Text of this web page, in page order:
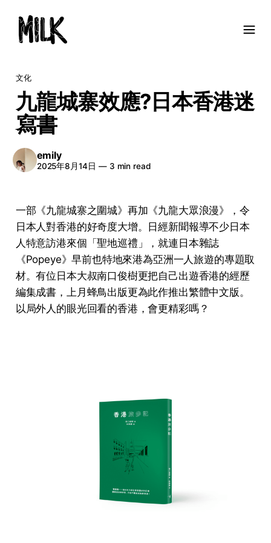
文化
九龍城寨效應?日本香港迷
寫書
emily
2025年8月14日 —3 min read
一部《九龍城寨之圍城》再加《九龍大眾浪漫》，令
日本人對香港的好奇度大增。日經新聞報導不少日本
人特意訪港來個「聖地巡禮」，就連日本雜誌
《Popeye》早前也特地來港為亞洲一人旅遊的專題取
材。有位日本大叔南口俊樹更把自己出遊香港的經歷
編集成書，上月蜂鳥出版更為此作推出繁體中文版。
以局外人的眼光回看的香港，會更精彩嗎？